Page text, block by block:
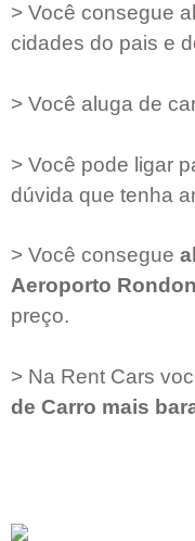
> Você consegue
cidades do pais e
> Você aluga de
> Você pode ligar
dúvida que tenha
> Você consegue
Aeroporto
preço.
> Na Rent Cars
de Carro mais